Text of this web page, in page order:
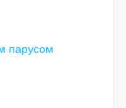
парусом